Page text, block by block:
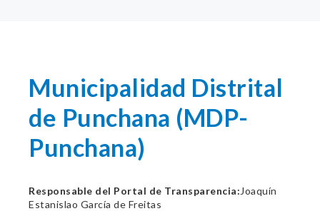
Municipalidad Distrital
de Punchana (MDP-
Punchana)
Responsable del Portal de Transparencia: Joaquín
Estanislao García de Freitas